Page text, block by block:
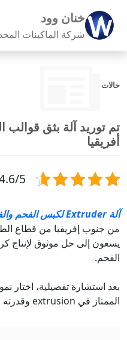
خنان وود
شركة الماكينات
حالات
تم توريد آلة بثق
أفريقيا
4.6/5 - (5
آلة Extruder لكبس الفحم والفحم المضغوط
يسعون إلى حل موثوق لإنتاج
الفحم.
الممتاز في extrusion وقدرته العالية على الإنتاج 1000 كغ/س.